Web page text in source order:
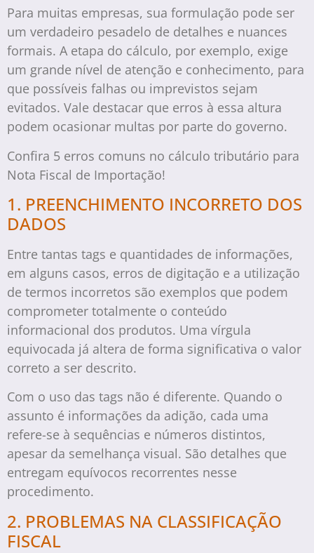
Para muitas empresas, sua formulação pode ser
um verdadeiro pesadelo de detalhes e nuances
formais. A etapa do cálculo, por exemplo, exige
um grande nível de atenção e conhecimento, para
que possíveis falhas ou imprevistos sejam
evitados. Vale destacar que erros à essa altura
podem ocasionar multas por parte do governo.
Confira 5 erros comuns no cálculo tributário para
Nota Fiscal de Importação!
1. PREENCHIMENTO INCORRETO DOS
DADOS
Entre tantas tags e quantidades de informações,
em alguns casos, erros de digitação e a utilização
de termos incorretos são exemplos que podem
comprometer totalmente o conteúdo
informacional dos produtos. Uma vírgula
equivocada já altera de forma significativa o valor
correto a ser descrito.
Com o uso das tags não é diferente. Quando o
assunto é informações da adição, cada uma
refere-se à sequências e números distintos,
apesar da semelhança visual. São detalhes que
entregam equívocos recorrentes nesse
procedimento.
2. PROBLEMAS NA CLASSIFICAÇÃO
FISCAL